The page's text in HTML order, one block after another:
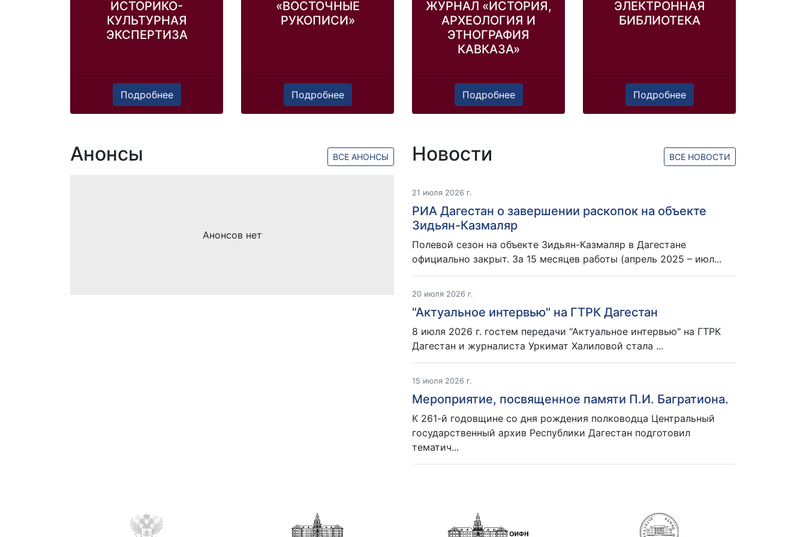
ИСТОРИКО-
КУЛЬТУРНАЯ
ЭКСПЕРТИЗА
Подробнее
«ВОСТОЧНЫЕ
РУКОПИСИ»
Подробнее
ЖУРНАЛ «ИСТОРИЯ,
АРХЕОЛОГИЯ И
ЭТНОГРАФИЯ
КАВКАЗА»
Подробнее
ЭЛЕКТРОННАЯ
БИБЛИОТЕКА
Подробнее
Анонсы ВСЕ АНОНСЫ
Анонсов нет
Новости ВСЕ НОВОСТИ
21 июля 2026 г.
РИА Дагестан о завершении раскопок на объекте
Зидьян-Казмаляр
Полевой сезон на объекте Зидьян-Казмаляр в Дагестане
официально закрыт. За 15 месяцев работы (апрель 2025 – июл...
20 июля 2026 г.
"Актуальное интервью" на ГТРК Дагестан
8 июля 2026 г. гостем передачи "Актуальное интервью" на ГТРК
Дагестан и журналиста Уркимат Халиловой стала ...
15 июля 2026 г.
Мероприятие, посвященное памяти П.И. Багратиона.
К 261-й годовщине со дня рождения полководца Центральный
государственный архив Республики Дагестан подготовил
тематич...